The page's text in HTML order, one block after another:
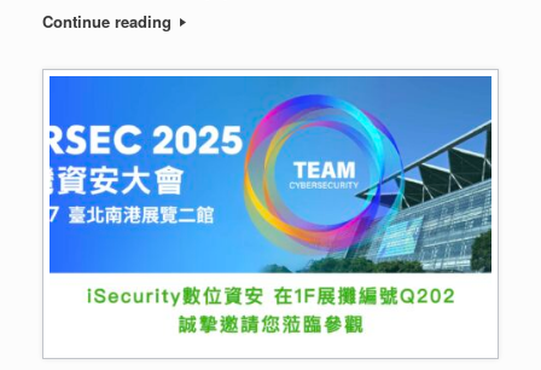
Continue reading